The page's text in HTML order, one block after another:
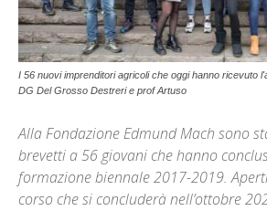
I 56 nuovi imprenditori agricoli che oggi hanno ricevuto
DG Del Grosso Destreri e prof Artuso
Alla Fondazione Edmund Mach sono
brevetti a 56 giovani che hanno
formazione biennale 2017-2019.
corso che si concluderà nell’ottobre